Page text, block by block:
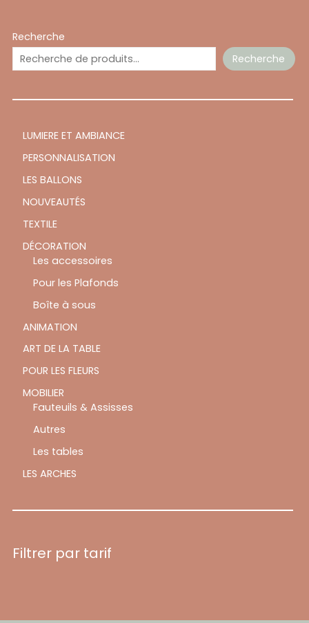
Recherche
Recherche
LUMIERE ET AMBIANCE
PERSONNALISATION
LES BALLONS
NOUVEAUTÉS
TEXTILE
DÉCORATION
Les accessoires
Pour les Plafonds
Boîte à sous
ANIMATION
ART DE LA TABLE
POUR LES FLEURS
MOBILIER
Fauteuils & Assisses
Autres
Les tables
LES ARCHES
Filtrer par tarif